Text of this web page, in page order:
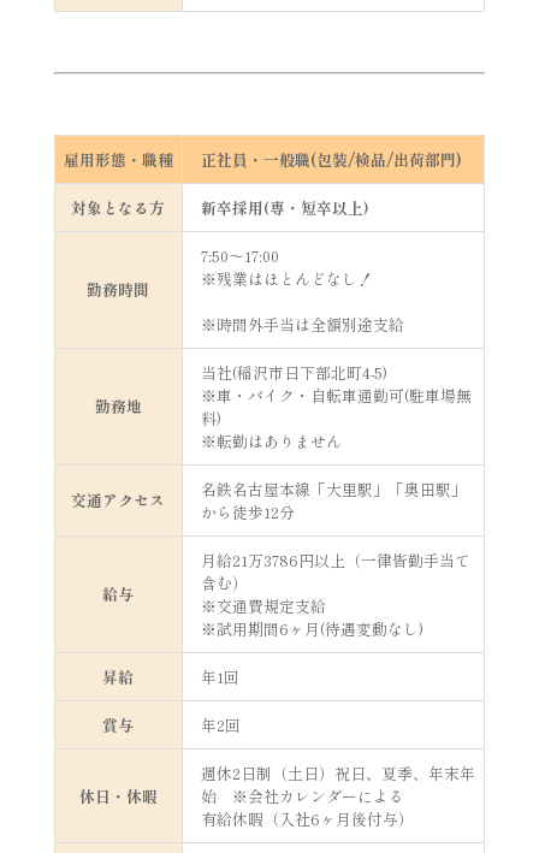
雇用形態・職種 正社員・一般職(包装/検品/出荷部門)
対象となる方 新卒採用(専・短卒以上)
勤務時間
7:50～17:00
※残業はほとんどなし！
※時間外手当は全額別途支給
勤務地
当社(稲沢市日下部北町4-5)
※車・バイク・自転車通勤可(駐車場無
料)
※転勤はありません
交通アクセス
名鉄名古屋本線「大里駅」「奥田駅」
から徒歩12分
給与
月給21万3786円以上（一律皆勤手当て
含む）
※交通費規定支給
※試用期間6ヶ月(待遇変動なし)
昇給 年1回
賞与 年2回
休日・休暇
週休2日制（土日）祝日、夏季、年末年
始 ※会社カレンダーによる
有給休暇（入社6ヶ月後付与）